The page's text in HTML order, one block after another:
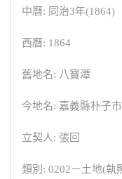
中曆: 同治3年(1864)
西曆: 1864
舊地名: 八寶潭
今地名: 嘉義縣朴子市
立契人: 張回
類別: 0202－土地(執